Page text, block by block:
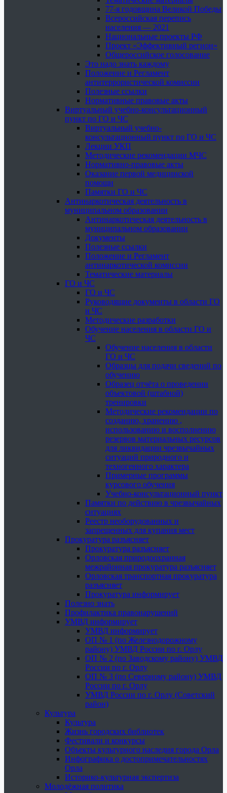
77-я годовщина Великой Победы
Всероссийская перепись
населения — 2021
Национальные проекты РФ
Проект «Эффективный регион»
Общероссийское голосование
Это надо знать каждому
Положение и Регламент
антитеррористической комиссии
Полезные ссылки
Нормативные правовые акты
Виртуальный учебно-консультационный
пункт по ГО и ЧС
Виртуальный учебно-
консультационный пункт по ГО и ЧС
Лекции УКП
Методические рекомендации МЧС
Нормативно-правовые акты
Оказание первой медицинской
помощи
Памятки ГО и ЧС
Антинаркотическая деятельность в
муниципальном образовании
Антинаркотическая деятельность в
муниципальном образовании
Документы
Полезные ссылки
Положение и Регламент
антинаркотической комиссии
Тематические материалы
ГО и ЧС
ГО и ЧС
Руководящие документы в области ГО
и ЧС
Методические разработки
Обучение населения в области ГО и
ЧС
Обучение населения в области
ГО и ЧС
Образцы для подачи сведений по
обучению
Образец отчёта о проведении
объектовой (штабной)
тренировки
Методические рекомендации по
созданию, хранению ,
использованию и восполнению
резервов материальных ресурсов
для ликвидации чрезвычайных
ситуаций природного и
техногенного характера
Примерные программы
курсового обучения
Учебно-консультационный пункт
Памятки по действию в чрезвычайных
ситуациях
Реестр необорудованных и
запрещенных для купания мест
Прокуратура разъясняет
Прокуратура разъясняет
Орловская природоохранная
межрайонная прокуратура разъясняет
Орловская транспортная прокуратура
разъясняет
Прокуратура информирует
Полезно знать
Профилактика правонарушений
УМВД информирует
УМВД информирует
ОП № 1 (по Железнодорожному
району) УМВД России по г. Орлу
ОП № 2 (по Заводскому району) УМВД
России по г. Орлу
ОП № 3 (по Северному району) УМВД
России по г. Орлу
УМВД России по г. Орлу (Советский
район)
Культура
Культура
Жизнь городских библиотек
Фестивали и конкурсы
Объекты культурного наследия города Орла
Инфографика о достопримечательностях
Орла
Историко-культурная экспертиза
Молодёжная политика